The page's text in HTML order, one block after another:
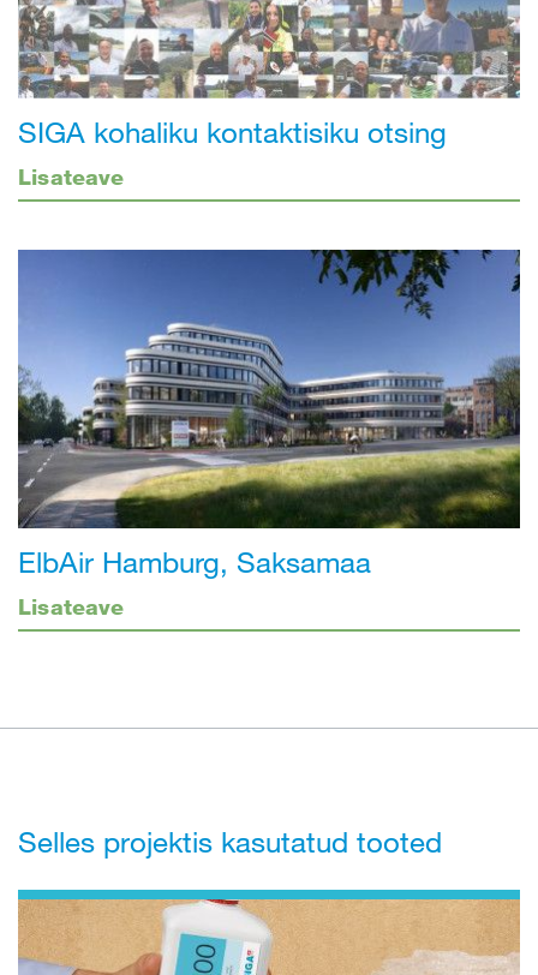
SIGA kohaliku kontaktisiku otsing
Lisateave
ElbAir Hamburg, Saksamaa
Lisateave
Selles projektis kasutatud tooted